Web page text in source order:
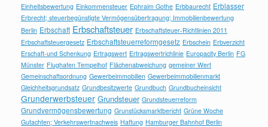
Einheitsbewertung Einkommensteuer Ephraim Gothe Erbbaurecht Erblasser
Erbrecht; steuerbegünstigte Vermögensübertragung; Immobilienbewertung
Berlin Erbschaft Erbschaftsteuer Erbschaftsteuer-Richtlinien 2011
Erbschaftsteuergesetz Erbschaftsteuerreformgesetz Erbschein Erbverzicht
Erschaft-und Schenkung Ertragswert Ertragswertrichlinie Europacity Berlin FG
Münster Flughafen Tempelhof Flächenabweichung gemeiner Wert
Gemeinschaftsordnung Gewerbeimmobilien Gewerbeimmobilienmarkt
Gleichheitsgrundsatz Grundbesitzwerte Grundbuch Grundbucheinsicht
Grunderwerbsteuer Grundsteuer Grundsteuerreform
Grundvermögensbewertung Grunstücksmarktbericht Grüne Woche
Gutachten; Verkehrswertnachweis Haftung Hamburger Bahnhof Berlin